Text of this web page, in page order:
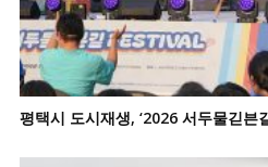
평택시 도시재생, ‘2026 서두물긷븐